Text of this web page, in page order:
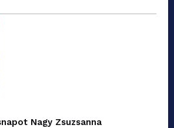
Nagy Zsuzsanna